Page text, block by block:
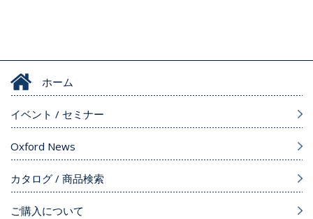
ホーム
イベント / セミナー
Oxford News
カタログ / 商品検索
ご購入について